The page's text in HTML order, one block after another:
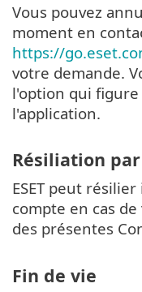
Vous pouvez
moment en
https://
votre demande.
l'option qui figure
l'application.
Résiliation par
ESET peut
compte en cas
des présentes
Fin de vie